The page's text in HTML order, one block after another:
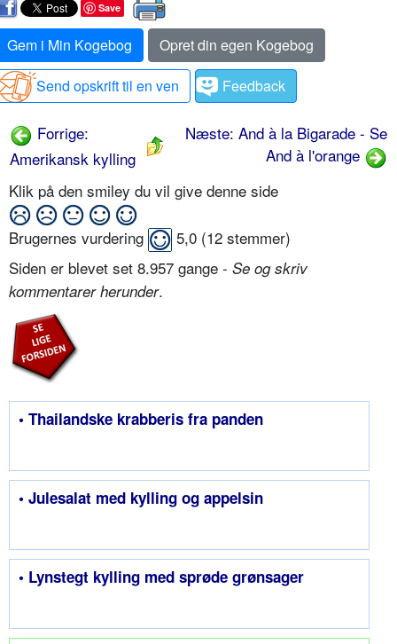
Save
Gem i Min Kogebog
Opret din egen Kogebog
Send opskrift til en ven
Feedback
Forrige:
Amerikansk kylling
Næste: And à la Bigarade - Se
And à l'orange
Klik på den smiley du vil give denne side
Brugernes vurdering 5,0 (12 stemmer)
Siden er blevet set 8.957 gange - Se og skriv
kommentarer herunder.
• Thailandske krabberis fra panden
• Julesalat med kylling og appelsin
• Lynstegt kylling med sprøde grønsager